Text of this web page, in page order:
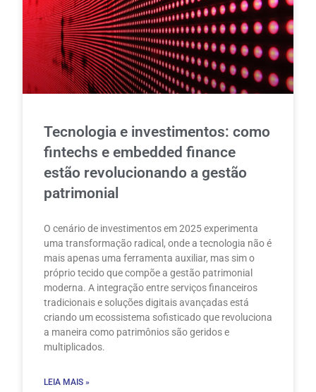
Tecnologia e investimentos: como
fintechs e embedded finance
estão revolucionando a gestão
patrimonial
O cenário de investimentos em 2025 experimenta
uma transformação radical, onde a tecnologia não é
mais apenas uma ferramenta auxiliar, mas sim o
próprio tecido que compõe a gestão patrimonial
moderna. A integração entre serviços financeiros
tradicionais e soluções digitais avançadas está
criando um ecossistema sofisticado que revoluciona
a maneira como patrimônios são geridos e
multiplicados.
LEIA MAIS »